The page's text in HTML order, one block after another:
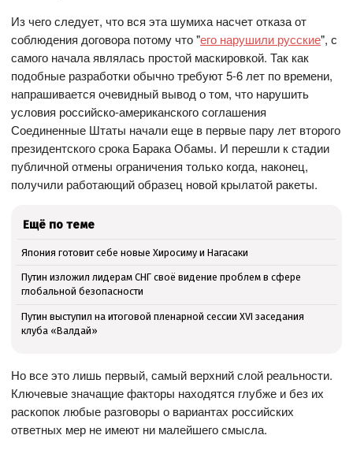
Из чего следует, что вся эта шумиха насчет отказа от
соблюдения договора потому что "его нарушили русские", с
самого начала являлась простой маскировкой. Так как
подобные разработки обычно требуют 5-6 лет по времени,
напрашивается очевидный вывод о том, что нарушить
условия российско-американского соглашения
Соединенные Штаты начали еще в первые пару лет второго
президентского срока Барака Обамы. И перешли к стадии
публичной отмены ограничения только когда, наконец,
получили работающий образец новой крылатой ракеты.
Ещё по теме
Япония готовит себе новые Хиросиму и Нагасаки
Путин изложил лидерам СНГ своё видение проблем в сфере
глобальной безопасности
Путин выступил на итоговой пленарной сессии XVI заседания
клуба «Валдай»
Но все это лишь первый, самый верхний слой реальности.
Ключевые значащие факторы находятся глубже и без их
раскопок любые разговоры о вариантах российских
ответных мер не имеют ни малейшего смысла.